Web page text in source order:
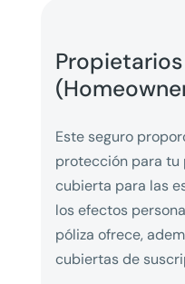
Este seguro
protección para tu
cubierta para las
los efectos
póliza ofrece,
cubiertas de